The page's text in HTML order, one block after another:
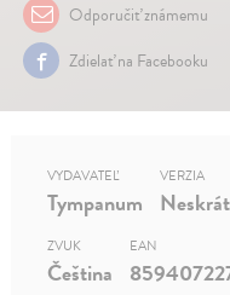
Odporučiť známemu
Zdielať na Facebooku
VYDAVATEĽ
Tympanum
VERZIA
ZVUK
Čeština
EAN